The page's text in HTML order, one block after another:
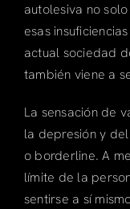
autolesiva no
esas
actual sociedad
también viene a
La sensación de
la depresión y
o borderline. A
límite de la
sentirse a sí